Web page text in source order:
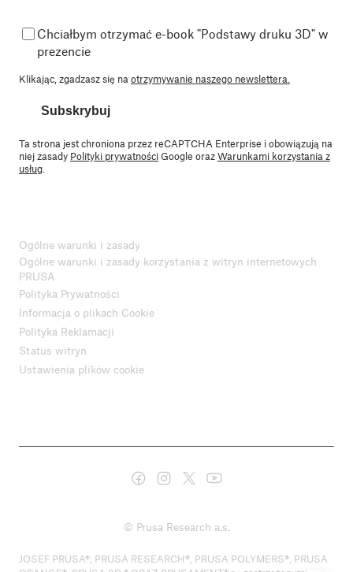
Chciałbym otrzymać e-book "Podstawy druku 3D" w
prezencie
Klikając, zgadzasz się naotrzymywanie naszego newslettera.
Subskrybuj
Ta strona jest chroniona przez reCAPTCHA Enterprise i obowiązują na
niej zasady Polityki prywatnościGoogle orazWarunkami korzystania z
usług.
Ogólne warunki i zasady
Ogólne warunki i zasady korzystania z witryn internetowych
PRUSA
Polityka Prywatności
Informacja o plikach Cookie
Polityka Reklamacji
Status witryn
Ustawienia plików cookie
© Prusa Research a.s.
JOSEF PRUSA®, PRUSA RESEARCH®, PRUSA POLYMERS®, PRUSA